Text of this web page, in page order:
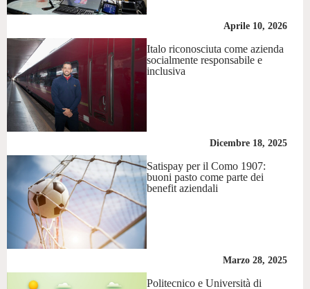
Aprile 10, 2026
Italo riconosciuta come azienda
socialmente responsabile e
inclusiva
Dicembre 18, 2025
Satispay per il Como 1907:
buoni pasto come parte dei
benefit aziendali
Marzo 28, 2025
Politecnico e Università di